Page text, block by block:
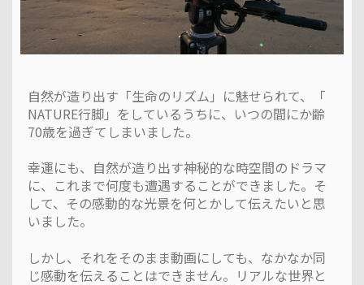
自然が造り出す「生命のリズム」に魅せられて、「
NATURE行脚」をしているうちに、いつの間にか齢
70歳を過ぎてしまいました。
幸運にも、自然が造り出す神秘的な時空間のドラマ
に、これまで何度も遭遇することができました。そ
して、その感動的な光景を何とかして伝えたいと思
いました。
しかし、それをそのまま動画にしても、なかなか同
じ感動を伝えることはできません。リアルな世界と